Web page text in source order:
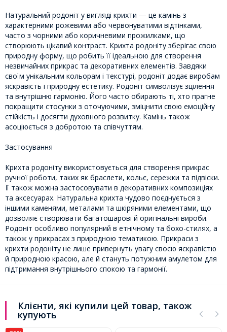
Натуральний родоніт у вигляді крихти — це камінь з
характерними рожевими або червонуватими відтінками,
часто з чорними або коричневими прожилками, що
створюють цікавий контраст. Крихта родоніту зберігає свою
природну форму, що робить її ідеальною для створення
незвичайних прикрас та декоративних елементів. Завдяки
своїм унікальним кольорам і текстурі, родоніт додає виробам
яскравість і природну естетику. Родоніт символізує зцілення
та внутрішню гармонію. Його часто обирають ті, хто прагне
покращити стосунки з оточуючими, зміцнити свою емоційну
стійкість і досягти духовного розвитку. Камінь також
асоціюється з добротою та співчуттям.
Застосування
Крихта родоніту використовується для створення прикрас
ручної роботи, таких як браслети, кольє, сережки та підвіски.
Її також можна застосовувати в декоративних композиціях
та аксесуарах. Натуральна крихта чудово поєднується з
іншими каменями, металами та шкіряними елементами, що
дозволяє створювати багатошарові й оригінальні вироби.
Родоніт особливо популярний в етнічному та бохо-стилях, а
також у прикрасах з природною тематикою. Прикраси з
крихти родоніту не лише привернуть увагу своєю яскравістю
й природною красою, але й стануть потужним амулетом для
підтримання внутрішнього спокою та гармонії.
Клієнти, які купили цей товар, також
купують